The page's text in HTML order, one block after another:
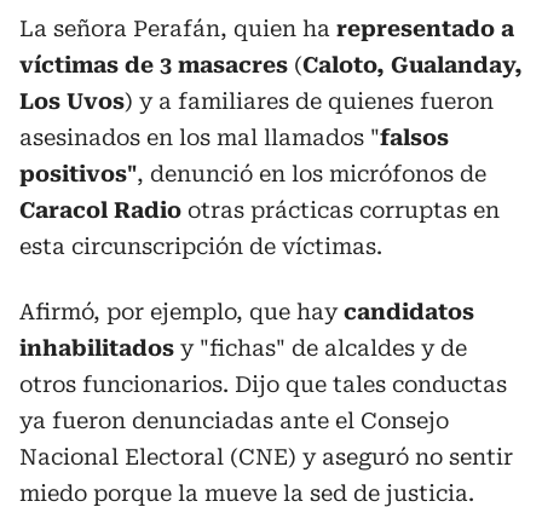
La señora Perafán, quien ha representado a
víctimas de 3 masacres (Caloto, Gualanday,
Los Uvos) y a familiares de quienes fueron
asesinados en los mal llamados "falsos
positivos", denunció en los micrófonos de
Caracol Radio otras prácticas corruptas en
esta circunscripción de víctimas.
Afirmó, por ejemplo, que haycandidatos
inhabilitados y "fichas" de alcaldes y de
otros funcionarios. Dijo que tales conductas
ya fueron denunciadas ante el Consejo
Nacional Electoral (CNE) y aseguró no sentir
miedo porque la mueve la sed de justicia.